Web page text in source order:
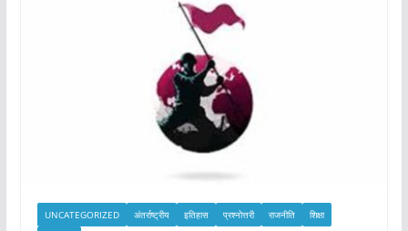
UNCATEGORIZED अंतर्राष्ट्रीय इतिहास प्रश्नोत्तरी राजनीति
शिक्षा